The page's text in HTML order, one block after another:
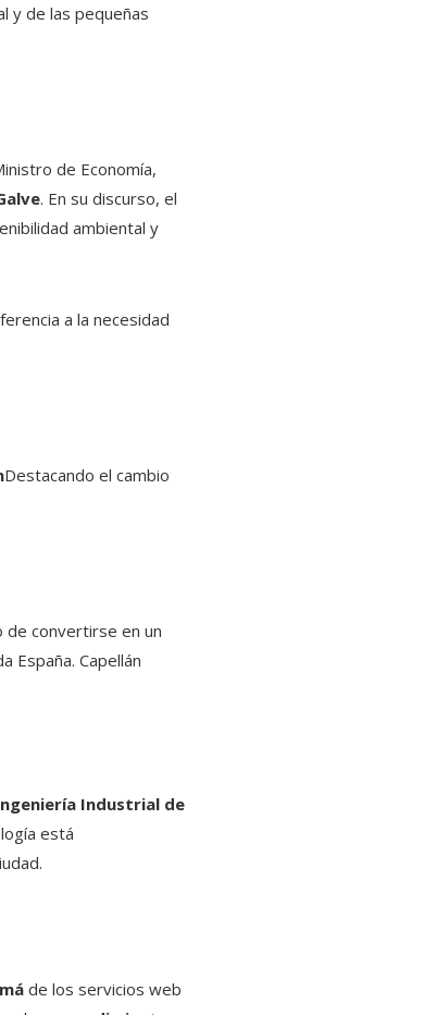
y de las pequeñas
de Economía,
. En su discurso, el
ambiental y
a la necesidad
Destacando el cambio
de convertirse en un
España. Capellán
Industrial de
está
de los servicios web